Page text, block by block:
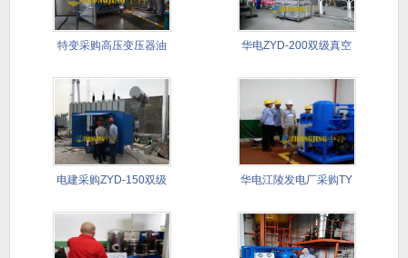
特变采购高压变压器油 华电ZYD-200双级真空
电建采购ZYD-150双级 华电江陵发电厂采购TY